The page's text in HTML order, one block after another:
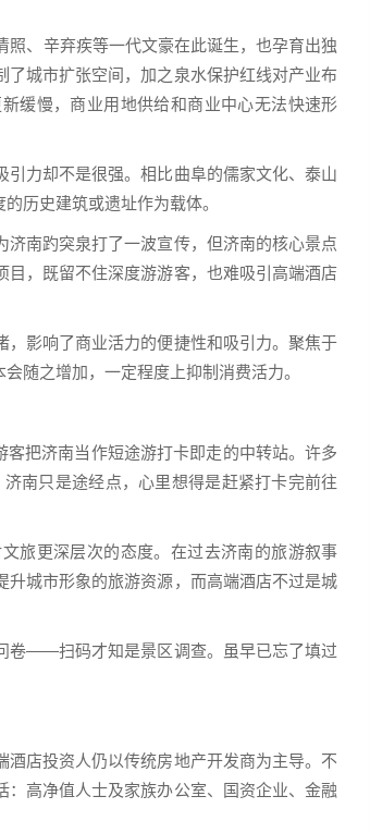
、辛弃疾等一代文豪在此诞生，也孕育出独
城市扩张空间，加之泉水保护红线对产业布
缓慢，商业用地供给和商业中心无法快速形
力却不是很强。相比曲阜的儒家文化、泰山
历史建筑或遗址作为载体。
南趵突泉打了一波宣传，但济南的核心景点
，既留不住深度游游客，也难吸引高端酒店
影响了商业活力的便捷性和吸引力。聚焦于
随之增加，一定程度上抑制消费活力。
把济南当作短途游打卡即走的中转站。许多
只是途经点，心里想得是赶紧打卡完前往
旅更深层次的态度。在过去济南的旅游叙事
城市形象的旅游资源，而高端酒店不过是城
卷——扫码才知是景区调查。虽早已忘了填过
店投资人仍以传统房地产开发商为主导。不
高净值人士及家族办公室、国资企业、金融